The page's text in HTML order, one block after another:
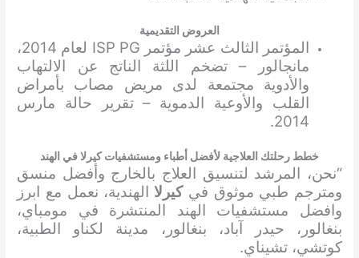
العروض التقديمية
المؤتمر الثالث عشر مؤتمر ISP PG لعام 2014،
مانجالور – تضخم اللثة الناتج عن الالتهاب
والأدوية مجتمعة لدى مريض مصاب بأمراض
القلب والأوعية الدموية – تقرير حالة مارس
2014.
خطط رحلتك العلاجية لأفضل أطباء ومستشفيات كيرلا في الهند
“نحن، المرشد لتنسيق العلاج بالخارج وأفضل منسق
ومترجم طبي موثوق في كيرلا الهندية، نعمل مع ابرز
وافضل مستشفيات الهند المنتشرة في مومباي،
بنغالور، حيدر آباد، بنغالور، مدينة لكناو الطبية،
كوتشي، تشيناي.